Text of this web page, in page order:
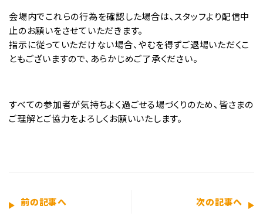
会場内でこれらの行為を確認した場合は、スタッフより配信中
止のお願いをさせていただきます。
指示に従っていただけない場合、やむを得ずご退場いただくこ
ともございますので、あらかじめご了承ください。
すべての参加者が気持ちよく過ごせる場づくりのため、皆さまの
ご理解とご協力をよろしくお願いいたします。
前の記事へ 次の記事へ